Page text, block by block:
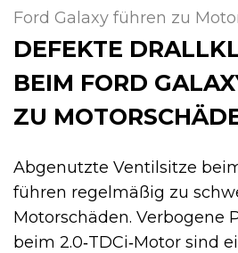
Ford Galaxy führen zu
DEFEKTE
BEIM FORD
ZU
Abgenutzte Ventilsitze
führen regelmäßig zu
Motorschäden. Verbogene
beim 2.0‑TDCi‑Motor sind